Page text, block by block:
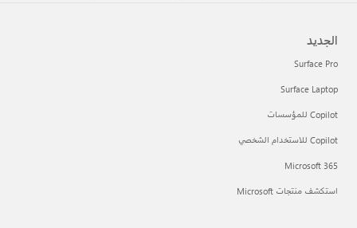
الجديد
Surface Pro
Surface Laptop
Copilot للمؤسسات
Copilot للاستخدام الشخصي
Microsoft 365
استكشف منتجات Microsoft